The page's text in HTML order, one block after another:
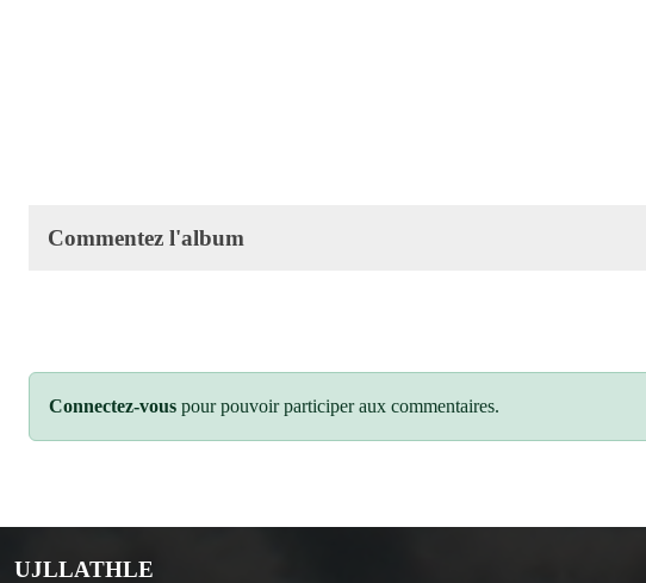
Commentez l'album
Connectez-vous pour pouvoir participer aux commentaires.
UJLLATHLE